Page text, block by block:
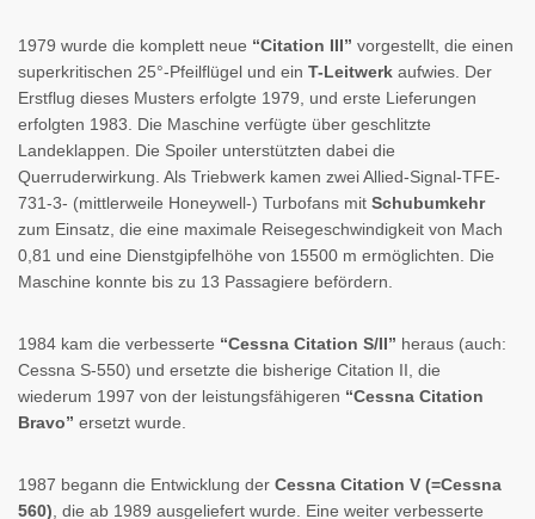
1979 wurde die komplett neue “Citation III” vorgestellt, die einen
superkritischen 25°-Pfeilflügel und ein T-Leitwerk aufwies. Der
Erstflug dieses Musters erfolgte 1979, und erste Lieferungen
erfolgten 1983. Die Maschine verfügte über geschlitzte
Landeklappen. Die Spoiler unterstützten dabei die
Querruderwirkung. Als Triebwerk kamen zwei Allied-Signal-TFE-
731-3- (mittlerweile Honeywell-) Turbofans mit Schubumkehr
zum Einsatz, die eine maximale Reisegeschwindigkeit von Mach
0,81 und eine Dienstgipfelhöhe von 15500 m ermöglichten. Die
Maschine konnte bis zu 13 Passagiere befördern.
1984 kam die verbesserte “Cessna Citation S/II” heraus (auch:
Cessna S-550) und ersetzte die bisherige Citation II, die
wiederum 1997 von der leistungsfähigeren “Cessna Citation
Bravo” ersetzt wurde.
1987 begann die Entwicklung der Cessna Citation V (=Cessna
560) , die ab 1989 ausgeliefert wurde. Eine weiter verbesserte